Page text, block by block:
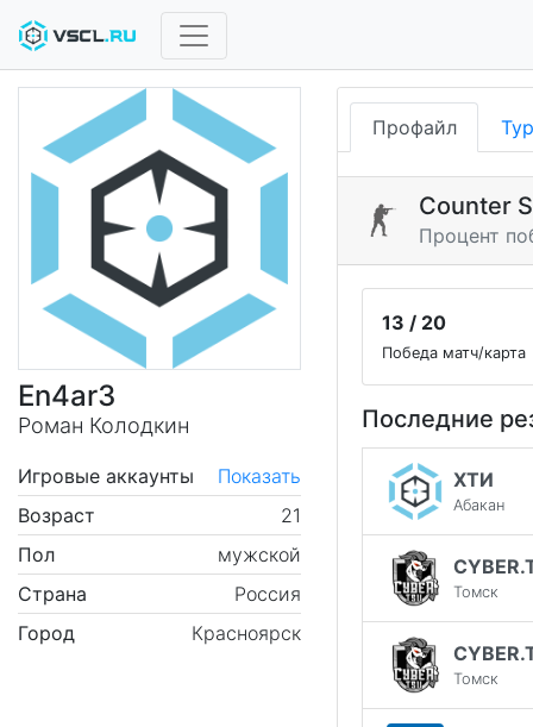
En4ar3
Роман Колодкин
Игровые аккаунты
Показать
Возраст
21
Пол
мужской
Страна
Россия
Город
Красноярск
Профайл
Counter
Процент
13 / 20
Победа матч/карта
Последние
ХТИ
Абакан
Томск
Томск